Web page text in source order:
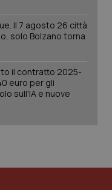
Il 7 agosto 26 città
solo Bolzano torna
il contratto 2025-
euro per gli
sull'IA e nuove